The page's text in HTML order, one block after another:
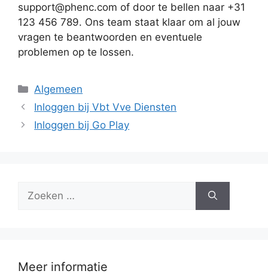
support@phenc.com of door te bellen naar +31
123 456 789. Ons team staat klaar om al jouw
vragen te beantwoorden en eventuele
problemen op te lossen.
Categorieën
Algemeen
Inloggen bij Vbt Vve Diensten
Inloggen bij Go Play
Zoek
Meer informatie